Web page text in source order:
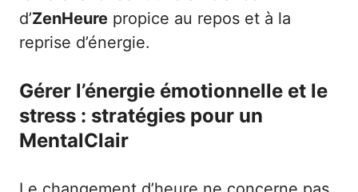
d’ZenHeure propice au repos et à la
reprise d’énergie.
Gérer l’énergie émotionnelle et le
stress : stratégies pour un
MentalClair